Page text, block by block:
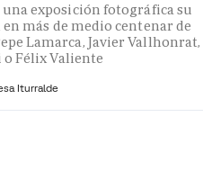
exposición fotográfica su
más de medio centenar de
Lamarca, Javier Vallhonrat,
o Félix Valiente
Iturralde